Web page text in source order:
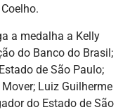
a medalha a Kelly
do Banco do Brasil;
de São Paulo;
Luiz Guilherme
do Estado de São